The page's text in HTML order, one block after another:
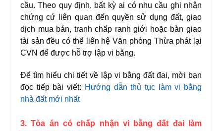
cầu. Theo quy định, bất kỳ ai có nhu cầu ghi nhận
chứng cứ liên quan đến quyền sử dụng đất, giao
dịch mua bán, tranh chấp ranh giới hoặc bàn giao
tài sản đều có thể liên hệ Văn phòng Thừa phát lại
CVN để được hỗ trợ lập vi bằng.
Để tìm hiểu chi tiết về lập vi bằng đất đai, mời bạn
đọc tiếp bài viết: Hướng dẫn thủ tục làm vi bằng
nhà đất mới nhất
3. Tòa án có chấp nhận vi bằng đất đai làm